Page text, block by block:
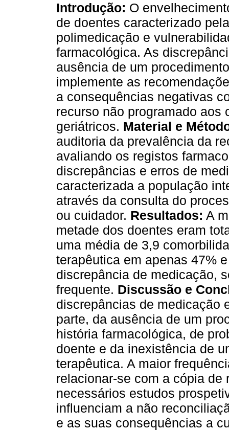
Introdução: O
de doentes caracterizado
polimedicação e
farmacológica. As
ausência de um
implemente as
a consequências negativas
recurso não programado
geriátricos. Material e
auditoria da prevalência da
avaliando os registos
discrepâncias e erros de
caracterizada a população
através da consulta do
ou cuidador. Resultados: A
metade dos doentes eram
uma média de 3,9
terapêutica em apenas 47%
discrepância de medicação,
frequente. Discussão e
discrepâncias de medicação
parte, da ausência de um
história farmacológica, de
doente e da inexistência de
terapêutica. A maior
relacionar-se com a cópia
necessários estudos
influenciam a não
e as suas consequências a